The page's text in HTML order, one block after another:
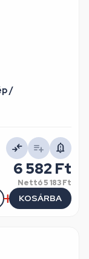
/
6 582 Ft
Nettó5 183 Ft
KOSÁRBA